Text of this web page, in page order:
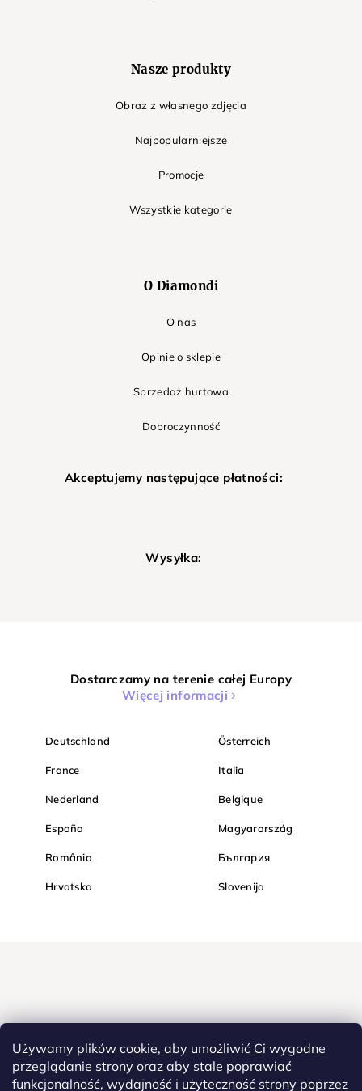
Używamy plików cookie, aby umożliwić Ci wygodne
przeglądanie strony oraz aby stale poprawiać
funkcjonalność, wydajność i użyteczność strony poprzez
Nasze produkty
Obraz z własnego zdjęcia
Najpopularniejsze
Promocje
Wszystkie kategorie
O Diamondi
O nas
Opinie o sklepie
Sprzedaż hurtowa
Dobroczynność
Akceptujemy następujące płatności:
Wysyłka:
Dostarczamy na terenie całej Europy
Więcej informacji
Deutschland Österreich
France Italia
Nederland Belgique
España Magyarország
România България
Hrvatska Slovenija
Kupuj bezpiecznie w Diamondi. Dzięki protokołowi HTTPS Twoje